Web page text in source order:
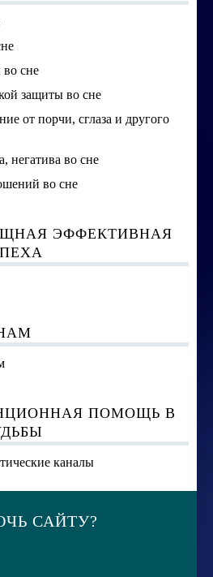
сне
защиты во сне
от порчи, сглаза и другого
негатива во сне
во сне
ЭФФЕКТИВНАЯ
ПОМОЩЬ В
каналы
САЙТУ?